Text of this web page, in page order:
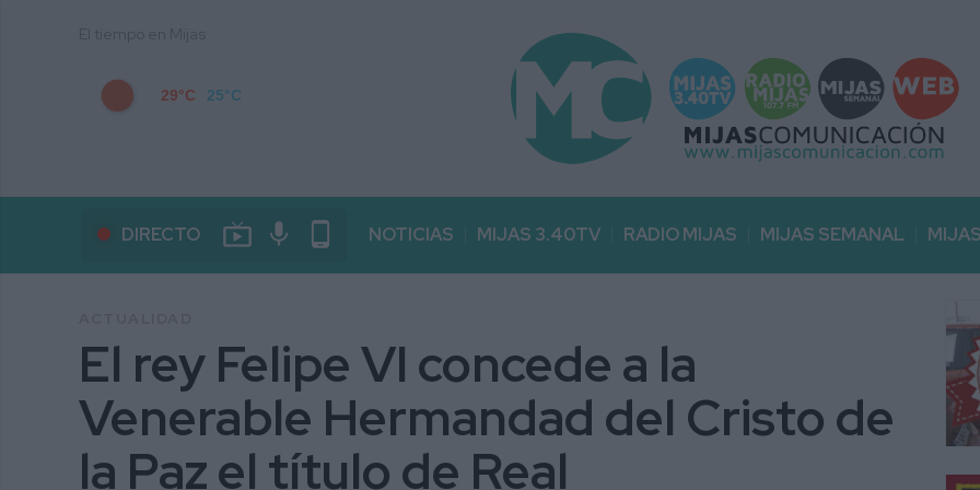
29°C 25°C
DIRECTO live_tv mic phone_android NOTICIAS MIJAS 3.40TV RADIO MIJAS MIJAS SEMANAL
El rey Felipe VI concede a la
Venerable Hermandad del Cristo de
la Paz el título de Real